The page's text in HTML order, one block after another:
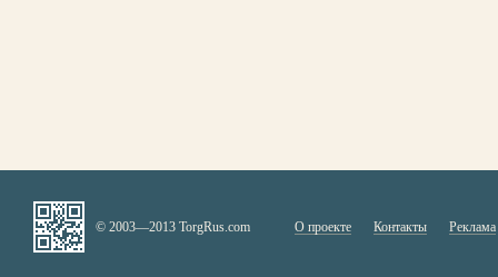
© 2003—2013 TorgRus.com О проекте Контакты Реклама